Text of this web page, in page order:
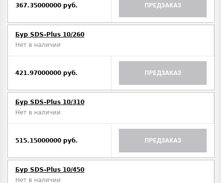
367.35000000 руб. ПРЕДЗАКАЗ
Бур SDS-Plus 10/260
Нет в наличии
421.97000000 руб. ПРЕДЗАКАЗ
Бур SDS-Plus 10/310
Нет в наличии
515.15000000 руб. ПРЕДЗАКАЗ
Бур SDS-Plus 10/450
Нет в наличии